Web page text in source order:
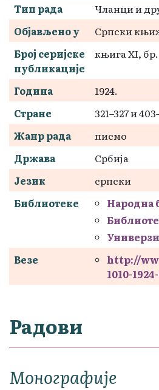
Тип рада
Чланци и
Објављено у
Српски
Број серијске
публикације
књига ХI, бр.
Година
1924.
Стране
321–327 и
Жанр рада
писмо
Држава
Србија
Језик
српски
Библиотеке
Народна
Везе
http://
1010-
Радови
Монографије